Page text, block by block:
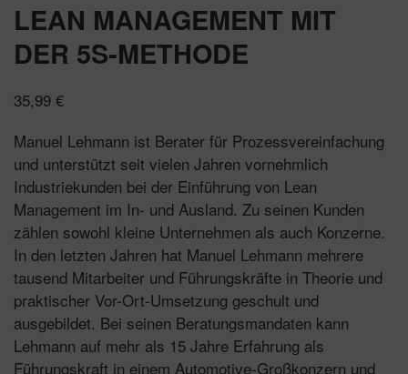
LEAN MANAGEMENT MIT
DER 5S-METHODE
35,99 €
Manuel Lehmann ist Berater für Prozessvereinfachung
und unterstützt seit vielen Jahren vornehmlich
Industriekunden bei der Einführung von Lean
Management im In- und Ausland. Zu seinen Kunden
zählen sowohl kleine Unternehmen als auch Konzerne.
In den letzten Jahren hat Manuel Lehmann mehrere
tausend Mitarbeiter und Führungskräfte in Theorie und
praktischer Vor-Ort-Umsetzung geschult und
ausgebildet. Bei seinen Beratungsmandaten kann
Lehmann auf mehr als 15 Jahre Erfahrung als
Führungskraft in einem Automotive-Großkonzern und